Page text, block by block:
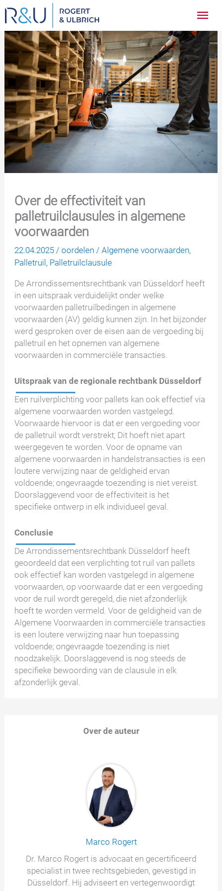
Ga
naar
inhoud
Over de effectiviteit van
palletruilclausules in algemene
voorwaarden
22.04.2025/oordelen /Algemene voorwaarden,
Palletruil , Palletruilclausule
De Arrondissementsrechtbank van Düsseldorf heeft
in een uitspraak verduidelijkt onder welke
voorwaarden palletruilbedingen in algemene
voorwaarden (AV) geldig kunnen zijn. In het bijzonder
werd gesproken over de eisen aan de vergoeding bij
palletruil en het opnemen van algemene
voorwaarden in commerciële transacties.
Uitspraak van de regionale rechtbank Düsseldorf
Een ruilverplichting voor pallets kan ook effectief via
algemene voorwaarden worden vastgelegd.
Voorwaarde hiervoor is dat er een vergoeding voor
de palletruil wordt verstrekt; Dit hoeft niet apart
weergegeven te worden. Voor de opname van
algemene voorwaarden in handelstransacties is een
loutere verwijzing naar de geldigheid ervan
voldoende; ongevraagde toezending is niet vereist.
Doorslaggevend voor de effectiviteit is het
specifieke ontwerp in elk individueel geval.
Conclusie
De Arrondissementsrechtbank Düsseldorf heeft
geoordeeld dat een verplichting tot ruil van pallets
ook effectief kan worden vastgelegd in algemene
voorwaarden, op voorwaarde dat er een vergoeding
voor de ruil wordt geregeld, die niet afzonderlijk
hoeft te worden vermeld. Voor de geldigheid van de
Algemene Voorwaarden in commerciële transacties
is een loutere verwijzing naar hun toepassing
voldoende; ongevraagde toezending is niet
noodzakelijk. Doorslaggevend is nog steeds de
specifieke bewoording van de clausule in elk
afzonderlijk geval.
Over de auteur
Marco Rogert
Dr. Marco Rogert is advocaat en gecertificeerd
specialist in twee rechtsgebieden, gevestigd in
Düsseldorf. Hij adviseert en vertegenwoordigt